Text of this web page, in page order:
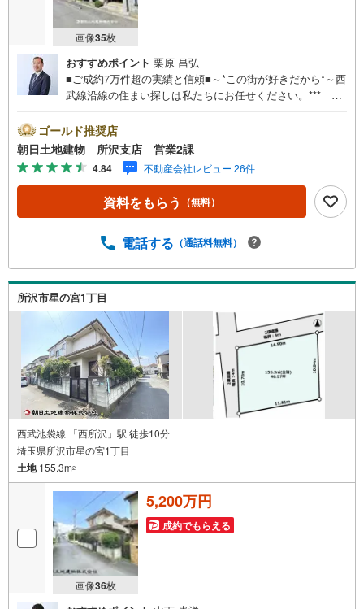
画像35枚
おすすめポイント 栗原 昌弘
■ご成約7万件超の実績と信頼■～*この街が好きだから*～西
武線沿線の住まい探しは私たちにお任せください。*** 住
玉・神奈川に展開。豊富な取引データと現場経験をもと
に、お客様一人ひとりに最適なご提案を行っています。
「住宅ローンが不安」「自己資金が少ないけれど購入でき
る？」「住み替えの進め方が分からない」など、購入・売
却に関するお悩みにも有資格スタッフが丁寧に対応。資金
計画の立案から契約・お引渡しまで一貫してサポートいた
件ごとのメリット・注意点をまとめたレポートもご用意し
応。まずはお気軽にご相談ください。■電車でお越しのお客
様は、西武線「所沢駅」西口より徒歩5分■お車でお越しの
お客様は、提携駐車場がございますので弊社営業スタッフ
までお尋ねください。
ゴールド推奨店
朝日土地建物 所沢支店 営業2課
4.84 不動産会社レビュー 26件
資料をもらう （無料）
電話する （通話料無料）
所沢市星の宮1丁目
西武池袋線 「西所沢」駅 徒歩10分
埼玉県所沢市星の宮1丁目
土地155.3m2
画像36枚
5,200万円
成約でもらえる